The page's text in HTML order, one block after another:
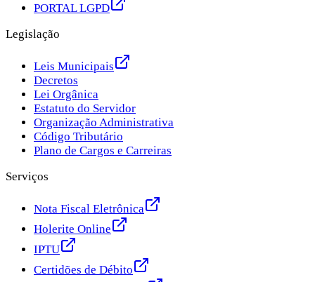
PORTAL LGPD
Legislação
Leis Municipais
Decretos
Lei Orgânica
Estatuto do Servidor
Organização Administrativa
Código Tributário
Plano de Cargos e Carreiras
Serviços
Nota Fiscal Eletrônica
Holerite Online
IPTU
Certidões de Débito